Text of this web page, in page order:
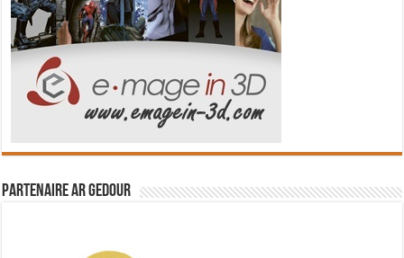
Partenaire Ar Gedour